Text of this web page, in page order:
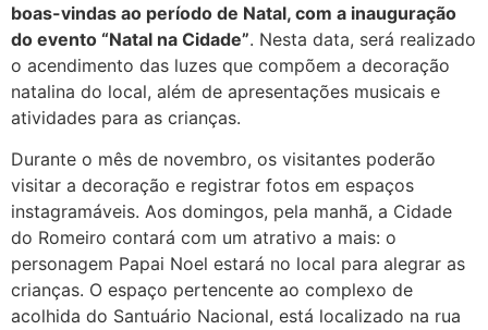
boas-vindas ao período de Natal, com a inauguração
do evento “Natal na Cidade”. Nesta data, será realizado
o acendimento das luzes que compõem a decoração
natalina do local, além de apresentações musicais e
atividades para as crianças.
Durante o mês de novembro, os visitantes poderão
visitar a decoração e registrar fotos em espaços
instagramáveis. Aos domingos, pela manhã, a Cidade
do Romeiro contará com um atrativo a mais: o
personagem Papai Noel estará no local para alegrar as
crianças. O espaço pertencente ao complexo de
acolhida do Santuário Nacional, está localizado na rua